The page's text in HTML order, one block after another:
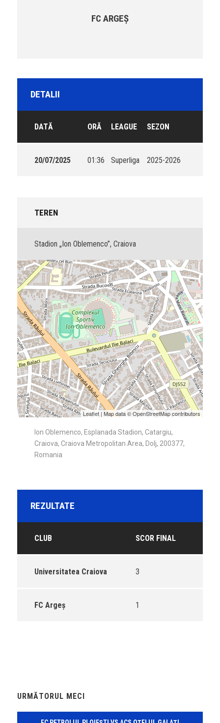
FC ARGEȘ
DETALII
DATĂ ORĂ LEAGUE SEZON
20/07/2025 01:36 Superliga 2025-2026
TEREN
Stadion „Ion Oblemenco”, Craiova
Leaflet | Map data ©OpenStreetMapcontributors
Ion Oblemenco, Esplanada Stadion, Catargiu,
Craiova, Craiova Metropolitan Area, Dolj, 200377,
Romania
REZULTATE
CLUB SCOR FINAL
Universitatea Craiova 3
FC Argeș 1
URMĂTORUL MECI